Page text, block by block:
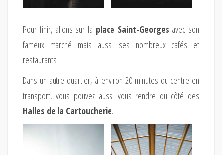
Pour finir, allons sur la place Saint-Georges avec son
fameux marché mais aussi ses nombreux cafés et
restaurants.
Dans un autre quartier, à environ 20 minutes du centre en
transport, vous pouvez aussi vous rendre du côté des
Halles de la Cartoucherie.